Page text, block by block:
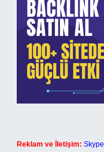
Reklam ve İletişim: